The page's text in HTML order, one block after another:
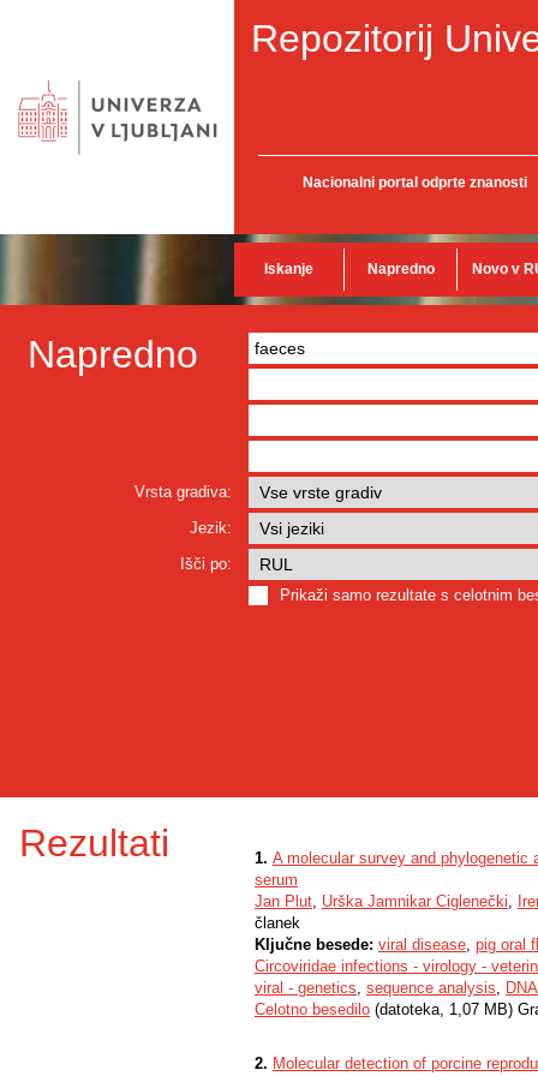
Repozitorij
Nacionalni portal odprte znanosti
Iskanje Napredno Novo v
Napredno
Vrsta gradiva:
Jezik:
Išči po:
Prikaži samo rezultate s celotnim
Rezultati 1. A molecular survey and
serum
Jan Plut, Urška Jamnikar Ciglenečki,
članek
Ključne besede: viral disease, pig oral
Circoviridae infections - virology -
viral - genetics, sequence analysis, DNA
Celotno besedilo (datoteka, 1,07 MB)
2. Molecular detection of porcine